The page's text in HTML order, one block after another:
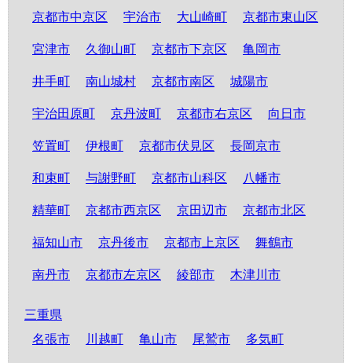
京都市中京区
宇治市 大山崎町 京都市東山区
宮津市 久御山町 京都市下京区 亀岡市
井手町 南山城村 京都市南区 城陽市
宇治田原町 京丹波町 京都市右京区 向日市
笠置町 伊根町 京都市伏見区 長岡京市
和束町 与謝野町 京都市山科区 八幡市
精華町 京都市西京区 京田辺市 京都市北区
福知山市 京丹後市 京都市上京区 舞鶴市
南丹市 京都市左京区 綾部市 木津川市
三重県
名張市
川越町 亀山市 尾鷲市 多気町